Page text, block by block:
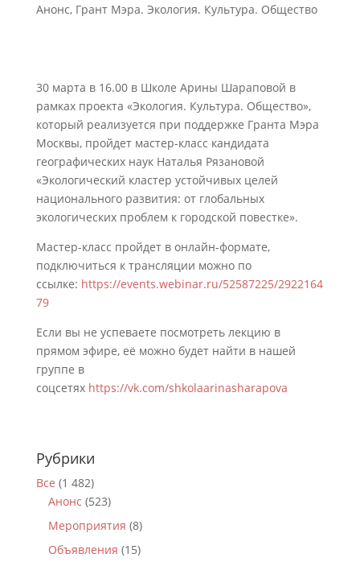
Анонс, Грант Мэра. Экология. Культура. Общество
30 марта в 16.00 в Школе Арины Шараповой в
рамках проекта «Экология. Культура. Общество»,
который реализуется при поддержке Гранта Мэра
Москвы, пройдет мастер-класс кандидата
географических наук Наталья Рязановой
«Экологический кластер устойчивых целей
национального развития: от глобальных
экологических проблем к городской повестке».
Мастер-класс пройдет в онлайн-формате,
подключиться к трансляции можно по
ссылке: https://events.webinar.ru/52587225/2922164
79
Если вы не успеваете посмотреть лекцию в
прямом эфире, её можно будет найти в нашей
группе в
соцсетях https://vk.com/shkolaarinasharapova
Рубрики
Все (1 482)
Анонс (523)
Мероприятия (8)
Объявления (15)